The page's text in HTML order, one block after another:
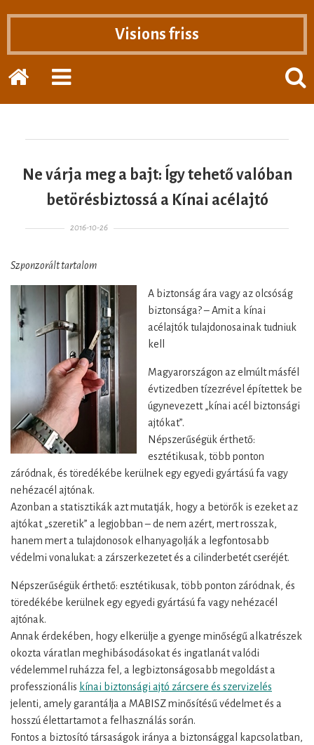
Visions friss
Home
EXPAND
THE
Ne várja meg a bajt: Így tehető valóban
betörésbiztossá a Kínai acélajtó
Posted on
2016-10-26
Szponzorált tartalom
A biztonság ára vagy az olcsóság
biztonsága? – Amit a kínai
acélajtók tulajdonosainak tudniuk
kell
Magyarországon az elmúlt másfél
évtizedben tízezrével építettek be
úgynevezett „kínai acél biztonsági
ajtókat”.
Népszerűségük érthető:
esztétikusak, több ponton
záródnak, és töredékébe kerülnek egy egyedi gyártású fa vagy
nehézacél ajtónak.
Azonban a statisztikák azt mutatják, hogy a betörők is ezeket az
ajtókat „szeretik” a legjobban – de nem azért, mert rosszak,
hanem mert a tulajdonosok elhanyagolják a legfontosabb
védelmi vonalukat: a zárszerkezetet és a cilinderbetét cseréjét.
Népszerűségük érthető: esztétikusak, több ponton záródnak, és
töredékébe kerülnek egy egyedi gyártású fa vagy nehézacél
ajtónak.
Annak érdekében, hogy elkerülje a gyenge minőségű alkatrészek
okozta váratlan meghibásodásokat és ingatlanát valódi
védelemmel ruházza fel, a legbiztonságosabb megoldást a
professzionális kínai biztonsági ajtó zárcsere és szervizelés
jelenti, amely garantálja a MABISZ minősítésű védelmet és a
hosszú élettartamot a felhasználás során.
Fontos a biztosító társaságok iránya a biztonsággal kapcsolatban,